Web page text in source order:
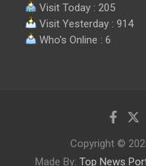
Visit Today : 205
Visit Yesterday : 914
Who's Online : 6
Copyright ©
Made By: Top News